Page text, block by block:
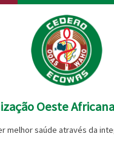
Oeste
melhor saúde através da